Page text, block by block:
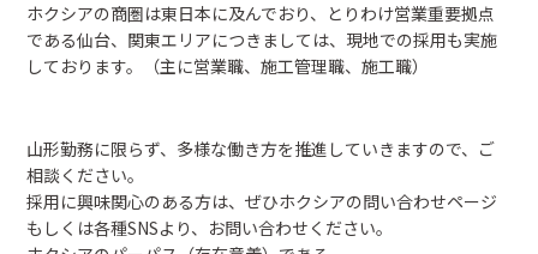
ホクシアの商圏は東日本に及んでおり、とりわけ営業重要拠点
である仙台、関東エリアにつきましては、現地での採用も実施
しております。（主に営業職、施工管理職、施工職）
山形勤務に限らず、多様な働き方を推進していきますので、ご
相談ください。
採用に興味関心のある方は、ぜひホクシアの問い合わせページ
もしくは各種SNSより、お問い合わせください。